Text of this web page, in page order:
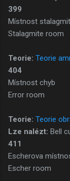
399
Místnost
Stalagmite room
Teorie: Teorie
404
Místnost chyb
Error room
Teorie: Teorie
Lze nalézt: Bell
411
Escherova
Escher room